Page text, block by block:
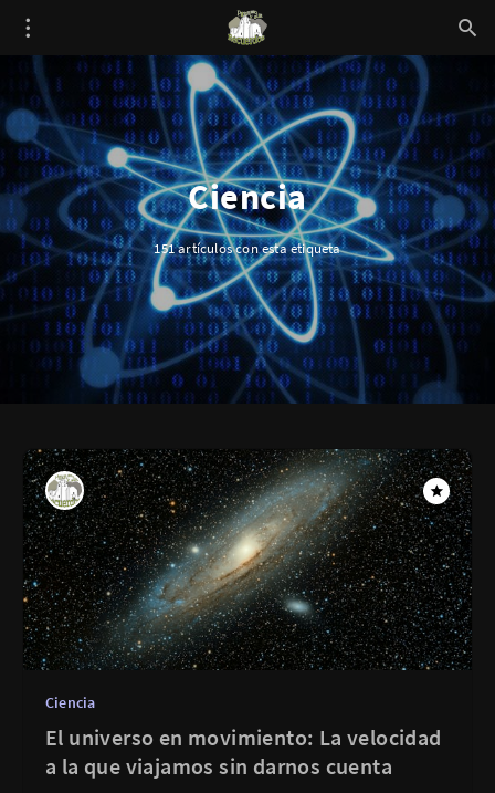
Ciencia
151 artículos con esta etiqueta
Ciencia
El universo en movimiento: La velocidad
a la que viajamos sin darnos cuenta